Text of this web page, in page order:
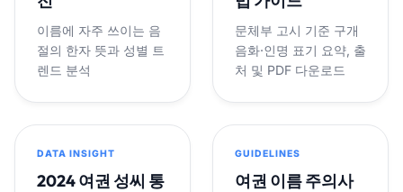
이름에 자주 쓰이는 음
절의 한자 뜻과 성별 트
렌드 분석
문체부 고시 기준 구개
음화·인명 표기 요약, 출
처 및 PDF 다운로드
DATA INSIGHT
2024 여권 성씨 통
GUIDELINES
여권 이름 주의사